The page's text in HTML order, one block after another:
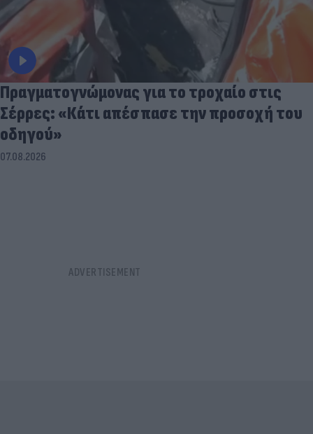
Πραγματογνώμονας για το τροχαίο στις
Σέρρες: «Κάτι απέσπασε την προσοχή του
οδηγού»
07.08.2026